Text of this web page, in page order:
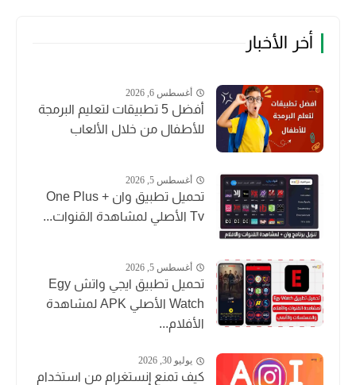
أخر الأخبار
أغسطس 6, 2026
أفضل 5 تطبيقات لتعليم البرمجة
للأطفال من خلال الألعاب
أغسطس 5, 2026
تحميل تطبيق وان + One Plus
Tv الأصلي لمشاهدة القنوات...
أغسطس 5, 2026
تحميل تطبيق ايجي واتش Egy
Watch الأصلي APK لمشاهدة
الأفلام...
يوليو 30, 2026
كيف تمنع إنستغرام من استخدام